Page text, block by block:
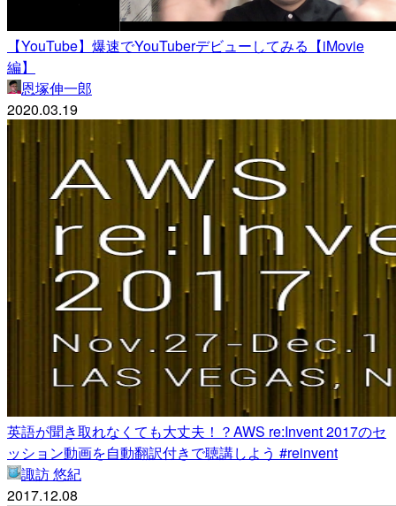
【YouTube】爆速でYouTuberデビューしてみる【iMovie
編】
恩塚伸一郎
2020.03.19
英語が聞き取れなくても大丈夫！？AWS re:Invent 2017のセ
ッション動画を自動翻訳付きで聴講しよう #reinvent
諏訪 悠紀
2017.12.08